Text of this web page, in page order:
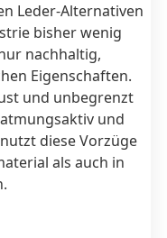
Leder-Alternativen
bisher wenig
nachhaltig,
Eigenschaften.
und unbegrenzt
und
diese Vorzüge
als auch in